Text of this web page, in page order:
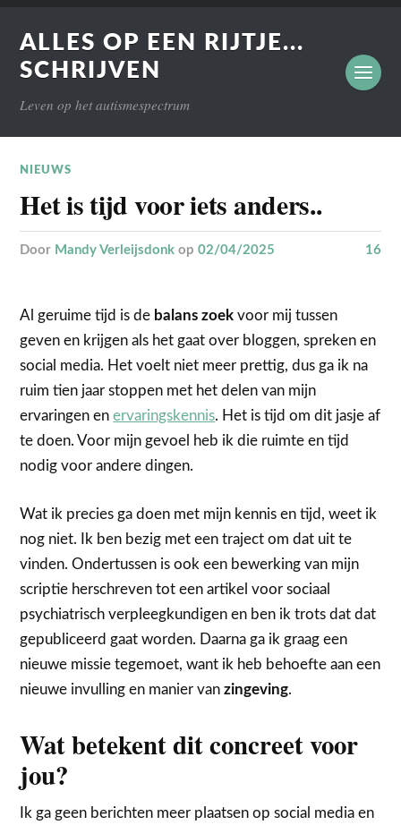
ALLES OP EEN RIJTJE...
SCHRIJVEN
Leven op het autismespectrum
NIEUWS
Het is tijd voor iets anders..
door Mandy Verleijsdonk op02/04/2025 16
Al geruime tijd is de balans zoek voor mij tussen
geven en krijgen als het gaat over bloggen, spreken en
social media. Het voelt niet meer prettig, dus ga ik na
ruim tien jaar stoppen met het delen van mijn
ervaringen enervaringskennis. Het is tijd om dit jasje af
te doen. Voor mijn gevoel heb ik die ruimte en tijd
nodig voor andere dingen.
Wat ik precies ga doen met mijn kennis en tijd, weet ik
nog niet. Ik ben bezig met een traject om dat uit te
vinden. Ondertussen is ook een bewerking van mijn
scriptie herschreven tot een artikel voor sociaal
psychiatrisch verpleegkundigen en ben ik trots dat dat
gepubliceerd gaat worden. Daarna ga ik graag een
nieuwe missie tegemoet, want ik heb behoefte aan een
nieuwe invulling en manier vanzingeving.
Wat betekent dit concreet voor
jou?
Ik ga geen berichten meer plaatsen op social media en